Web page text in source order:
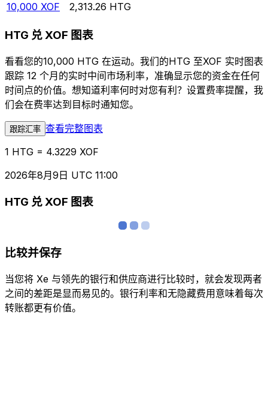
10,000 XOF 2,313.26 HTG
HTG 兑 XOF 图表
看看您的10,000 HTG 在运动。我们的HTG 至XOF 实时图表
跟踪 12 个月的实时中间市场利率，准确显示您的资金在任何
时间点的价值。想知道利率何时对您有利？设置费率提醒，我
们会在费率达到目标时通知您。
跟踪汇率 查看完整图表
1 HTG = 4.3229 XOF
2026年8月9日 UTC 11:00
HTG 兑 XOF 图表
比较并保存
当您将 Xe 与领先的银行和供应商进行比较时，就会发现两者
之间的差距是显而易见的。银行利率和无隐藏费用意味着每次
转账都更有价值。